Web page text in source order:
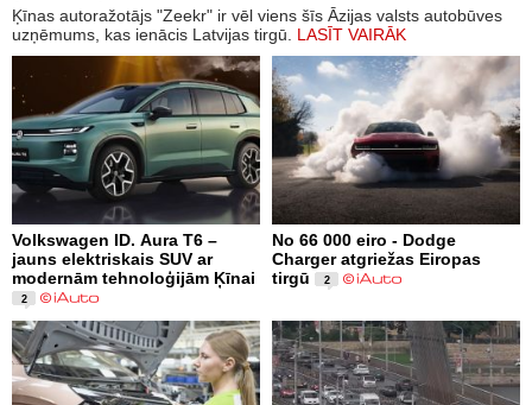
Ķīnas autoražotājs "Zeekr" ir vēl viens šīs Āzijas valsts autobūves
uzņēmums, kas ienācis Latvijas tirgū. LASĪT VAIRĀK
Volkswagen ID. Aura T6 –
jauns elektriskais SUV ar
modernām tehnoloģijām Ķīnai
2
No 66 000 eiro - Dodge
Charger atgriežas Eiropas
tirgū
2